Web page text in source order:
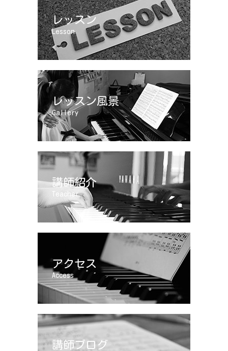
レッスン
Lesson
レッスン風景
Gallery
講師紹介
Teacher
アクセス
Access
講師ブログ